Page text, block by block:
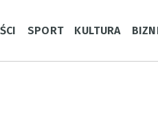
SPORT KULTURA